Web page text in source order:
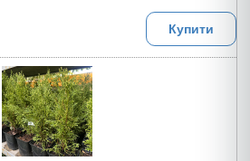
Купити